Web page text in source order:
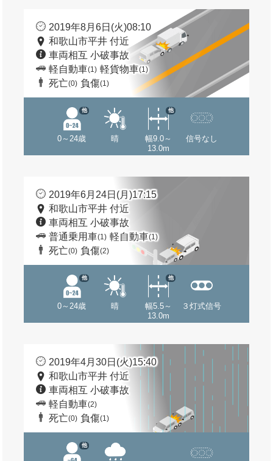
2019年8月6日(火)08:10
和歌山市平井 付近
車両相互 小破事故
軽自動車(1) 軽貨物車(1)
死亡(0) 負傷(1)
0～24歳
他
晴
幅9.0～
13.0m
他
信号なし
2019年6月24日(月)17:15
和歌山市平井 付近
車両相互 小破事故
普通乗用車(1) 軽自動車(1)
死亡(0) 負傷(2)
0～24歳
他
晴
幅5.5～
13.0m
他
３灯式信号
2019年4月30日(火)15:40
和歌山市平井 付近
車両相互 小破事故
軽自動車(2)
死亡(0) 負傷(1)
他